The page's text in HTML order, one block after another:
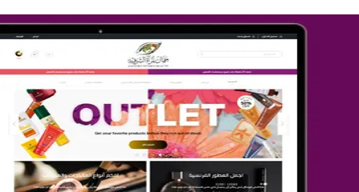
تصميم متجر جمال المرأة الشرقية
التفاصيل